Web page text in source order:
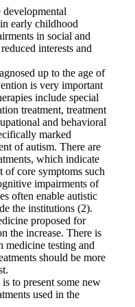
early childhood
in social and
interests and
up to the age of
is very important
include special
treatment, treatment
and behavioral
marked
of autism. There are
which indicate
of core symptoms such
impairments of
often enable autistic
the institutions (2).
proposed for
the increase. There is
medicine testing and
should be more
is to present some new
used in the